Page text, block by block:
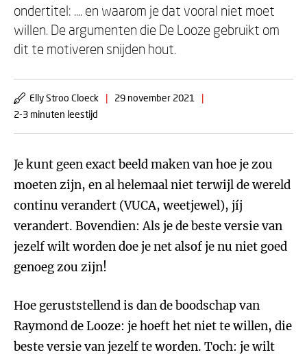
ondertitel: .... en waarom je dat vooral niet moet
willen. De argumenten die De Looze gebruikt om
dit te motiveren snijden hout.
Elly Stroo Cloeck | 29 november 2021
|
2-3 minuten leestijd
Je kunt geen exact beeld maken van hoe je zou
moeten zijn, en al helemaal niet terwijl de wereld
continu verandert (VUCA, weetjewel), jíj
verandert. Bovendien: Als je de beste versie van
jezelf wilt worden doe je net alsof je nu niet goed
genoeg zou zijn!
Hoe geruststellend is dan de boodschap van
Raymond de Looze: je hoeft het niet te willen, die
beste versie van jezelf te worden. Toch: je wilt